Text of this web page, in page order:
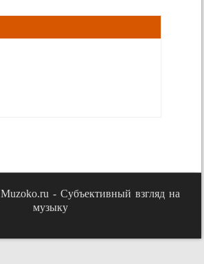
Muzoko.ru - Субъективный взгляд на
музыку